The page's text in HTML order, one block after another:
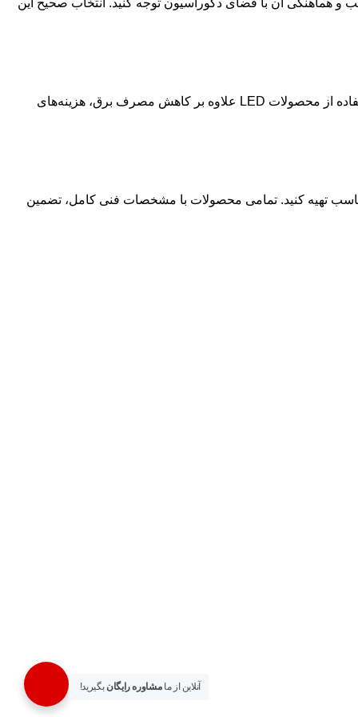
به عواملی مانند برند، توان مصرفی، کیفیت بدنه، نوع چیپ LED، ابعاد، رنگ بدنه و امکانات محصول بستگی دارد. استفاده از محصولات LED علاوه بر کاهش مصرف برق، هزینه‌های
تهیه کنید. تمامی محصولات با مشخصات فنی کامل، تضمین
آنلاین از مامشاوره رایگان بگیرید!